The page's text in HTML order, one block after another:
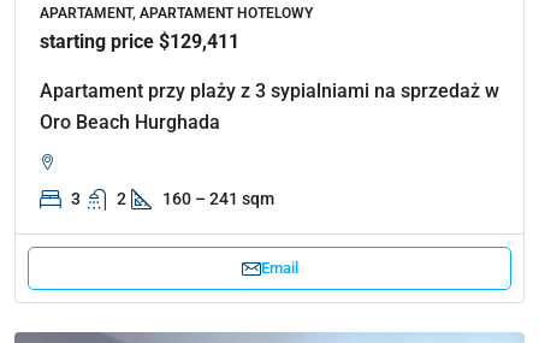
APARTAMENT, APARTAMENT HOTELOWY
starting price $129,411
Apartament przy plaży z 3 sypialniami na sprzedaż w
Oro Beach Hurghada
3 2 160 – 241 sqm
Email